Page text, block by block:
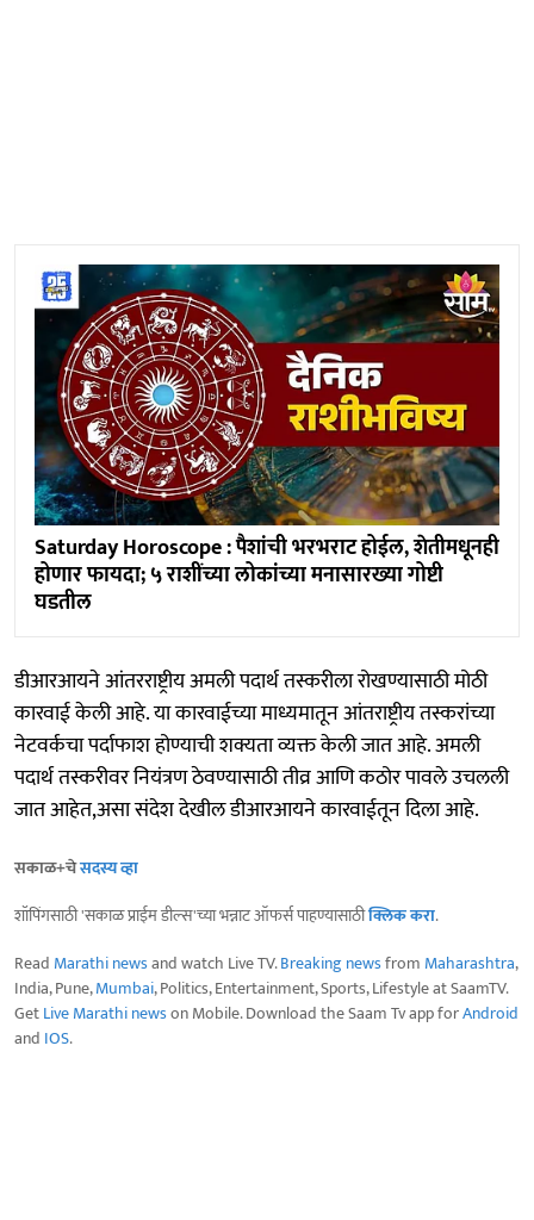
Saturday Horoscope : पैशांची भरभराट होईल, शेतीमधूनही
होणार फायदा; ५ राशींच्या लोकांच्या मनासारख्या गोष्टी
घडतील
डीआरआयने आंतरराष्ट्रीय अमली पदार्थ तस्करीला रोखण्यासाठी मोठी
कारवाई केली आहे. या कारवाईच्या माध्यमातून आंतराष्ट्रीय तस्करांच्या
नेटवर्कचा पर्दाफाश होण्याची शक्यता व्यक्त केली जात आहे. अमली
पदार्थ तस्करीवर नियंत्रण ठेवण्यासाठी तीव्र आणि कठोर पावले उचलली
जात आहेत,असा संदेश देखील डीआरआयने कारवाईतून दिला आहे.
सकाळ+चेसदस्य व्हा
शॉपिंगसाठी 'सकाळ प्राईम डील्स'च्या भन्नाट ऑफर्स पाहण्यासाठीक्लिक करा.
Read Marathi newsand watch Live TV.Breaking newsfrom Maharashtra,
India, Pune,Mumbai, Politics, Entertainment, Sports, Lifestyle at SaamTV.
GetLive Marathi newson Mobile. Download the Saam Tv app forAndroid
and IOS.